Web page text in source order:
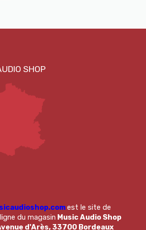
est le site de
du magasin Music Audio Shop
d'Arès, 33700 Bordeaux